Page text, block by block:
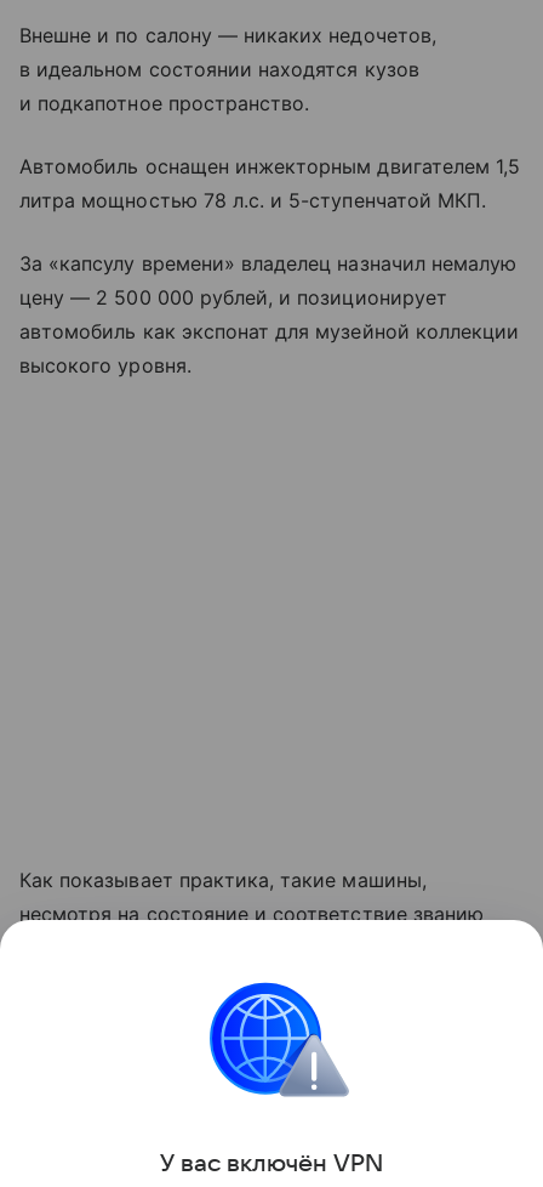
Внешне и по салону — никаких недочетов,
в идеальном состоянии находятся кузов
и подкапотное пространство.
Автомобиль оснащен инжекторным двигателем 1,5
литра мощностью 78 л.с. и 5-ступенчатой МКП.
За «капсулу времени» владелец назначил немалую
цену — 2 500 000 рублей, и позиционирует
автомобиль как экспонат для музейной коллекции
высокого уровня.
Как показывает практика, такие машины,
несмотря на состояние и соответствие званию
за неоправданно высокой цены.
У вас включён VPN